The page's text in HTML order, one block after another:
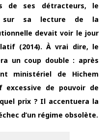
de ses détracteurs, le
sur sa lecture de la
devait voir le jour
(2014). À vrai dire, le
un coup double : après
ministériel de Hichem
de pouvoir de
prix ? Il accentuera la
d’un régime obsolète.